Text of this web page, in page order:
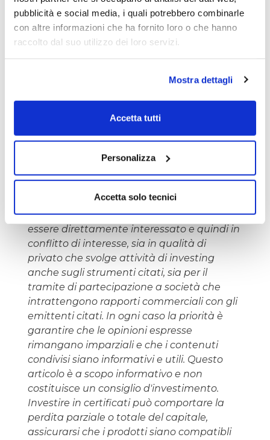
pubblicità e social media, i quali potrebbero combinarle
con altre informazioni che ha fornito loro o che hanno
raccolto dal suo utilizzo dei loro servizi.
Mostra dettagli
Accetta tutti
Personalizza
Accetta solo tecnici
dichiarato che ‘l’attuale incertezza
tariffaria non ha un impatto diretto sulla
nostra attività’
In conclusione: certificato utile anche in
ottica di diversificazione sui titoli finanziari
e con rendimento e protezione molto
significativi.
L'autore del presente articolo potrebbe
essere direttamente interessato e quindi in
conflitto di interesse, sia in qualità di
privato che svolge attività di investing
anche sugli strumenti citati, sia per il
tramite di partecipazione a società che
intrattengono rapporti commerciali con gli
emittenti citati. In ogni caso la priorità è
garantire che le opinioni espresse
rimangano imparziali e che i contenuti
condivisi siano informativi e utili. Questo
articolo è a scopo informativo e non
costituisce un consiglio d'investimento.
Investire in certificati può comportare la
perdita parziale o totale del capitale,
assicurarsi che i prodotti siano compatibli